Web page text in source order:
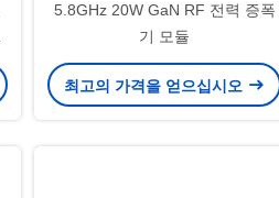
5.8GHz 20W GaN RF 전력 증폭
기 모듈
최고의 가격을 얻으십시오